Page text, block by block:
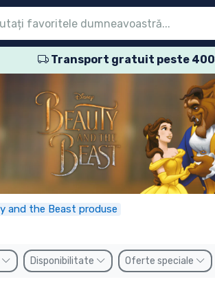
Transport gratuit peste 400
and the Beast produse
Disponibilitate Oferte speciale
seriale
de film
de desene
anime
gamer
sportive
muzicale